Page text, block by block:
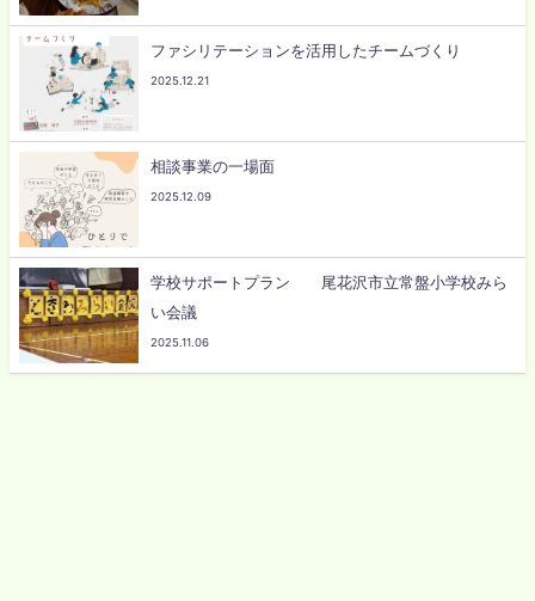
ファシリテーションを活用したチームづくり
2025.12.21
相談事業の一場面
2025.12.09
学校サポートプラン 尾花沢市立常盤小学校みら
い会議
2025.11.06